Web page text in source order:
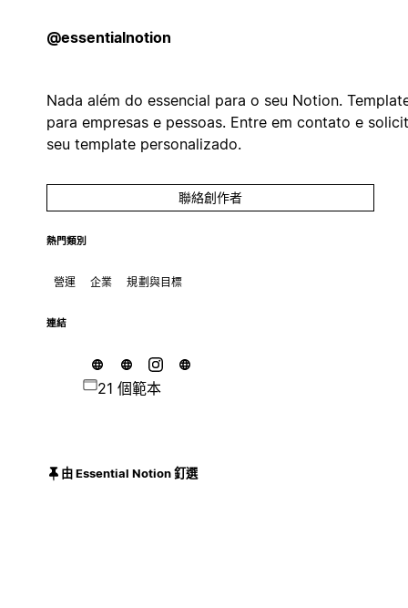
@essentialnotion
Nada além do essencial para o seu Notion.
para empresas e pessoas. Entre em contato e
seu template personalizado.
聯絡創作者
熱門類別
營運 企業 規劃與目標
連結
21 個範本
由 Essential Notion 釘選